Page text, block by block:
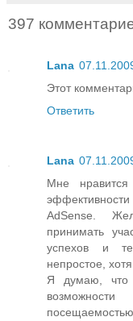
397
Lana
Этот
Ответить
Lana
Мне
AdSense.
принимать
успехов и
непростое,
Я думаю, что